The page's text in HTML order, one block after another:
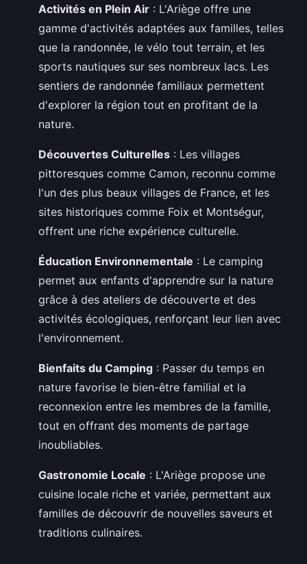
Activités en Plein Air : L'Ariège offre une
gamme d'activités adaptées aux familles, telles
que la randonnée, le vélo tout terrain, et les
sports nautiques sur ses nombreux lacs. Les
sentiers de randonnée familiaux permettent
d'explorer la région tout en profitant de la
nature.
Découvertes Culturelles : Les villages
pittoresques comme Camon, reconnu comme
l'un des plus beaux villages de France, et les
sites historiques comme Foix et Montségur,
offrent une riche expérience culturelle.
Éducation Environnementale : Le camping
permet aux enfants d'apprendre sur la nature
grâce à des ateliers de découverte et des
activités écologiques, renforçant leur lien avec
l'environnement.
Bienfaits du Camping : Passer du temps en
nature favorise le bien-être familial et la
reconnexion entre les membres de la famille,
tout en offrant des moments de partage
inoubliables.
Gastronomie Locale : L'Ariège propose une
cuisine locale riche et variée, permettant aux
familles de découvrir de nouvelles saveurs et
traditions culinaires.